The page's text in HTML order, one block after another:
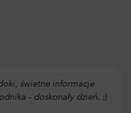
świetne informacje
- doskonały dzień. :)